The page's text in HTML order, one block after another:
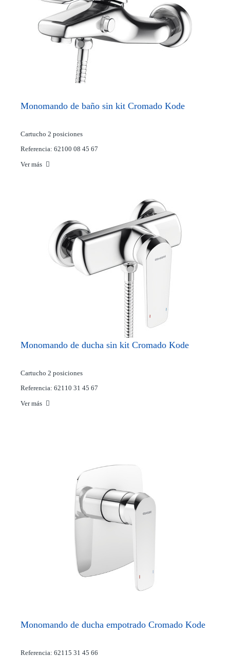
Monomando de baño sin kit Cromado Kode
Cartucho 2 posiciones
Referencia: 62100 08 45 67
Ver más
Monomando de ducha sin kit Cromado Kode
Cartucho 2 posiciones
Referencia: 62110 31 45 67
Ver más
Monomando de ducha empotrado Cromado Kode
Referencia: 62115 31 45 66